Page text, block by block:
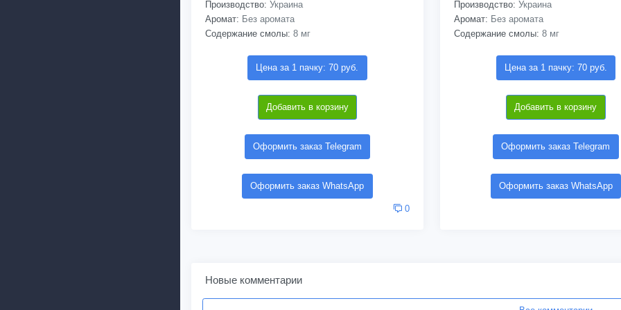
Производство: Украина
Аромат: Без аромата
Содержание смолы: 8 мг
Цена за 1 пачку: 70 руб.
Добавить в корзину
Оформить заказ Telegram
Оформить заказ WhatsApp
0
Производство: Украина
Аромат: Без аромата
Содержание смолы: 8 мг
Цена за 1 пачку: 70 руб.
Добавить в корзину
Оформить заказ Telegram
Оформить заказ WhatsApp
Новые комментарии